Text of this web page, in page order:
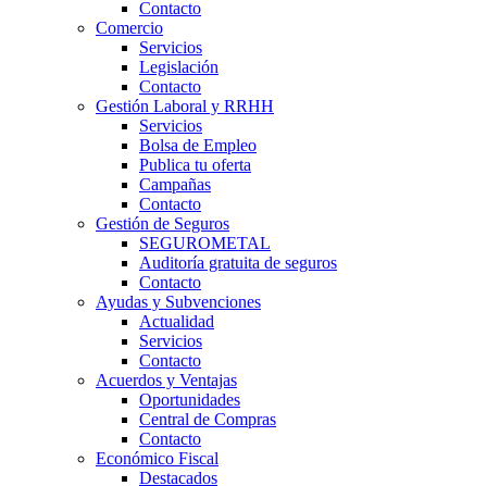
Contacto
Comercio
Servicios
Legislación
Contacto
Gestión Laboral y RRHH
Servicios
Bolsa de Empleo
Publica tu oferta
Campañas
Contacto
Gestión de Seguros
SEGUROMETAL
Auditoría gratuita de seguros
Contacto
Ayudas y Subvenciones
Actualidad
Servicios
Contacto
Acuerdos y Ventajas
Oportunidades
Central de Compras
Contacto
Económico Fiscal
Destacados